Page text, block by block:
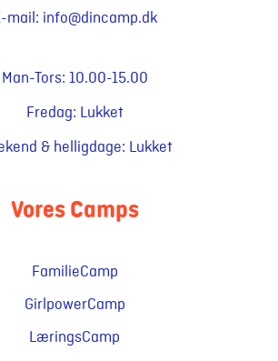
mail: info@dincamp.dk
Man-Tors: 10.00-15.00
Fredag: Lukket
& helligdage: Lukket
Vores Camps
FamilieCamp
GirlpowerCamp
LæringsCamp